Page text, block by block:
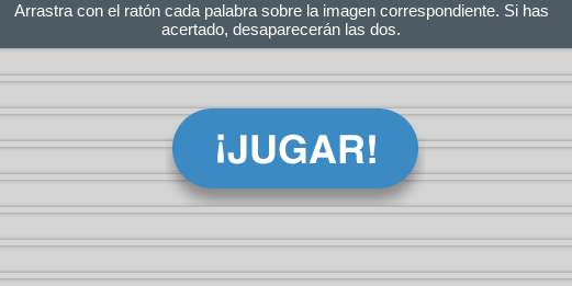
Arrastra con el ratón cada palabra sobre la imagen correspondiente. Si has
acertado, desaparecerán las dos.